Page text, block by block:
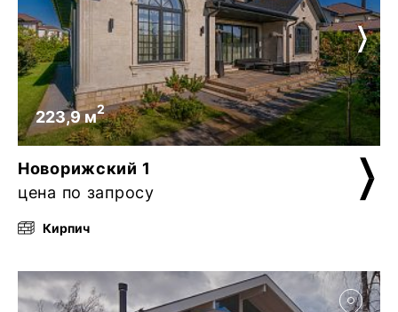
223,9 м2
Новорижский 1
цена по запросу
Кирпич